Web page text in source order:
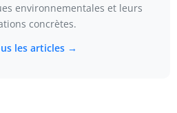
environnementales et leurs
concrètes.
les articles →